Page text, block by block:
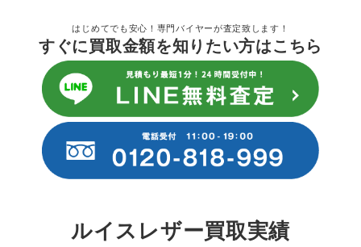
はじめてでも安心！専門バイヤーが査定致します！
すぐに買取金額を知りたい方はこちら
ルイスレザー買取実績